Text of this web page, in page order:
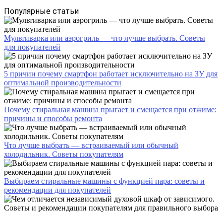
Популярные статьи
Мультиварка или аэрогриль — что лучше выбрать. Советы
для покупателей
5 причин почему смартфон работает исключительно на ЗУ для
оптимальной производительности
Почему стиральная машина прыгает и смещается при отжиме:
причины и способы ремонта
Что лучше выбрать — встраиваемый или обычный
холодильник. Советы покупателям
Выбираем стиральные машины с функцией пара: советы и
рекомендации для покупателей